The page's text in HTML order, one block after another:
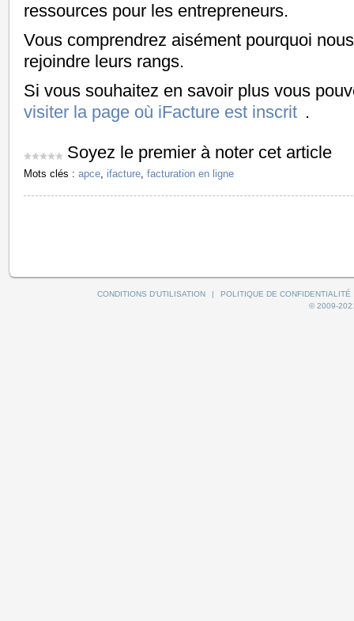
ressources pour les entrepreneurs.
Vous comprendrez aisément pourquoi
rejoindre leurs rangs.
Si vous souhaitez en savoir plus vous
visiter la page où iFacture est inscrit .
Soyez le premier à noter cet article
Mots clés : apce, ifacture, facturation en ligne
CONDITIONS D'UTILISATION |
POLITIQUE DE CONFIDENTIALITÉ
© 2009-